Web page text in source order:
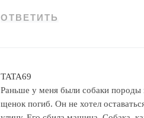
ОТВЕТИТЬ
TATA69
Раньше у меня были собаки
щенок погиб. Он не хотел